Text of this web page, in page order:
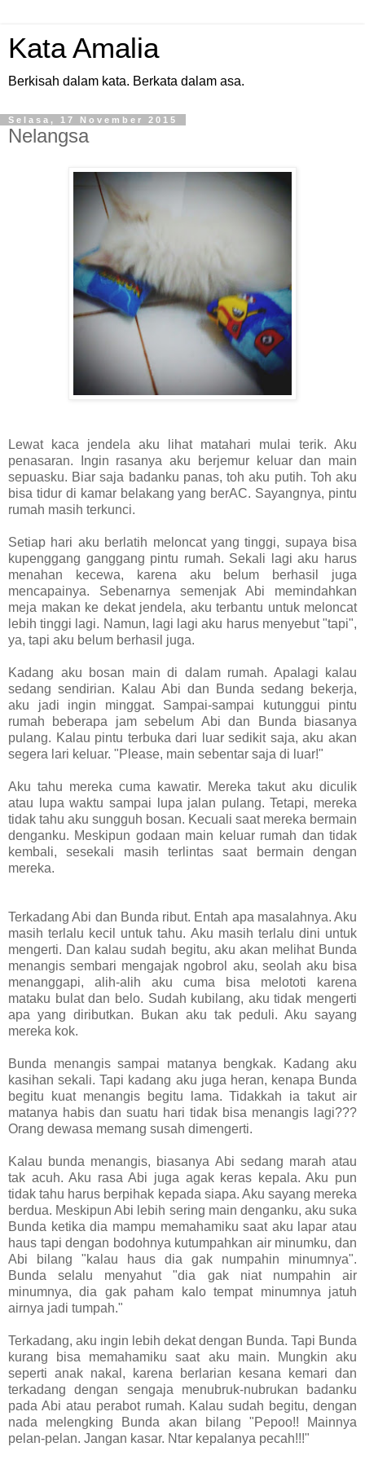
Kata Amalia
Berkisah dalam kata. Berkata dalam asa.
Selasa, 17 November 2015
Nelangsa
Lewat kaca jendela aku lihat matahari mulai terik. Aku
penasaran. Ingin rasanya aku berjemur keluar dan main
sepuasku. Biar saja badanku panas, toh aku putih. Toh aku
bisa tidur di kamar belakang yang berAC. Sayangnya, pintu
rumah masih terkunci.
Setiap hari aku berlatih meloncat yang tinggi, supaya bisa
kupenggang ganggang pintu rumah. Sekali lagi aku harus
menahan kecewa, karena aku belum berhasil juga
mencapainya. Sebenarnya semenjak Abi memindahkan
meja makan ke dekat jendela, aku terbantu untuk meloncat
lebih tinggi lagi. Namun, lagi lagi aku harus menyebut "tapi",
ya, tapi aku belum berhasil juga.
Kadang aku bosan main di dalam rumah. Apalagi kalau
sedang sendirian. Kalau Abi dan Bunda sedang bekerja,
aku jadi ingin minggat. Sampai-sampai kutunggui pintu
rumah beberapa jam sebelum Abi dan Bunda biasanya
pulang. Kalau pintu terbuka dari luar sedikit saja, aku akan
segera lari keluar. "Please, main sebentar saja di luar!"
Aku tahu mereka cuma kawatir. Mereka takut aku diculik
atau lupa waktu sampai lupa jalan pulang. Tetapi, mereka
tidak tahu aku sungguh bosan. Kecuali saat mereka bermain
denganku. Meskipun godaan main keluar rumah dan tidak
kembali, sesekali masih terlintas saat bermain dengan
mereka.
Terkadang Abi dan Bunda ribut. Entah apa masalahnya. Aku
masih terlalu kecil untuk tahu. Aku masih terlalu dini untuk
mengerti. Dan kalau sudah begitu, aku akan melihat Bunda
menangis sembari mengajak ngobrol aku, seolah aku bisa
menanggapi, alih-alih aku cuma bisa melototi karena
mataku bulat dan belo. Sudah kubilang, aku tidak mengerti
apa yang diributkan. Bukan aku tak peduli. Aku sayang
mereka kok.
Bunda menangis sampai matanya bengkak. Kadang aku
kasihan sekali. Tapi kadang aku juga heran, kenapa Bunda
begitu kuat menangis begitu lama. Tidakkah ia takut air
matanya habis dan suatu hari tidak bisa menangis lagi???
Orang dewasa memang susah dimengerti.
Kalau bunda menangis, biasanya Abi sedang marah atau
tak acuh. Aku rasa Abi juga agak keras kepala. Aku pun
tidak tahu harus berpihak kepada siapa. Aku sayang mereka
berdua. Meskipun Abi lebih sering main denganku, aku suka
Bunda ketika dia mampu memahamiku saat aku lapar atau
haus tapi dengan bodohnya kutumpahkan air minumku, dan
Abi bilang "kalau haus dia gak numpahin minumnya".
Bunda selalu menyahut "dia gak niat numpahin air
minumnya, dia gak paham kalo tempat minumnya jatuh
airnya jadi tumpah."
Terkadang, aku ingin lebih dekat dengan Bunda. Tapi Bunda
kurang bisa memahamiku saat aku main. Mungkin aku
seperti anak nakal, karena berlarian kesana kemari dan
terkadang dengan sengaja menubruk-nubrukan badanku
pada Abi atau perabot rumah. Kalau sudah begitu, dengan
nada melengking Bunda akan bilang "Pepoo!! Mainnya
pelan-pelan. Jangan kasar. Ntar kepalanya pecah!!!"